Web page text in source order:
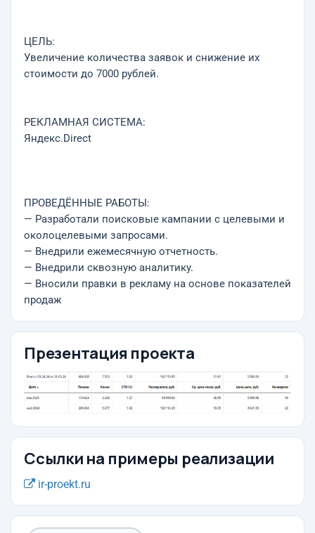
ЦЕЛЬ:
Увеличение количества заявок и снижение их
стоимости до 7000 рублей.
РЕКЛАМНАЯ СИСТЕМА:
Яндекс.Direct
ПРОВЕДЁННЫЕ РАБОТЫ:
— Разработали поисковые кампании с целевыми и
околоцелевыми запросами.
— Внедрили ежемесячную отчетность.
— Внедрили сквозную аналитику.
— Вносили правки в рекламу на основе показателей
продаж
Презентация проекта
Ссылки на примеры реализации
ir-proekt.ru